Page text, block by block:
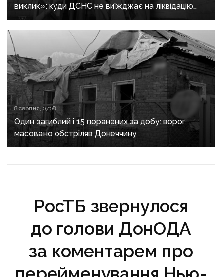
виклик»: куди ДСНС не виїжджає на ліквідацію
надзвичайних ситуацій у Краматорську
та Слов’янську
8 серпня, 07:08
Один загиблий і 15 поранених за добу: ворог
масовано обстріляв Донеччину
РосТБ звернулося
до голови ДонОДА
за коментарем про